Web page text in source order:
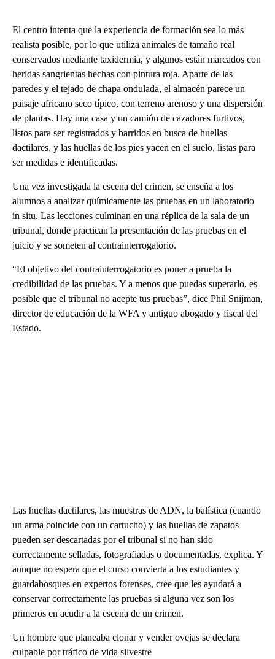
El centro intenta que la experiencia de formación sea lo más
realista posible, por lo que utiliza animales de tamaño real
conservados mediante taxidermia, y algunos están marcados con
heridas sangrientas hechas con pintura roja. Aparte de las
paredes y el tejado de chapa ondulada, el almacén parece un
paisaje africano seco típico, con terreno arenoso y una dispersión
de plantas. Hay una casa y un camión de cazadores furtivos,
listos para ser registrados y barridos en busca de huellas
dactilares, y las huellas de los pies yacen en el suelo, listas para
ser medidas e identificadas.
Una vez investigada la escena del crimen, se enseña a los
alumnos a analizar químicamente las pruebas en un laboratorio
in situ. Las lecciones culminan en una réplica de la sala de un
tribunal, donde practican la presentación de las pruebas en el
juicio y se someten al contrainterrogatorio.
“El objetivo del contrainterrogatorio es poner a prueba la
credibilidad de las pruebas. Y a menos que puedas superarlo, es
posible que el tribunal no acepte tus pruebas”, dice Phil Snijman,
director de educación de la WFA y antiguo abogado y fiscal del
Estado.
Las huellas dactilares, las muestras de ADN, la balística (cuando
un arma coincide con un cartucho) y las huellas de zapatos
pueden ser descartadas por el tribunal si no han sido
correctamente selladas, fotografiadas o documentadas, explica. Y
aunque no espera que el curso convierta a los estudiantes y
guardabosques en expertos forenses, cree que les ayudará a
conservar correctamente las pruebas si alguna vez son los
primeros en acudir a la escena de un crimen.
Un hombre que planeaba clonar y vender ovejas se declara
culpable por tráfico de vida silvestre